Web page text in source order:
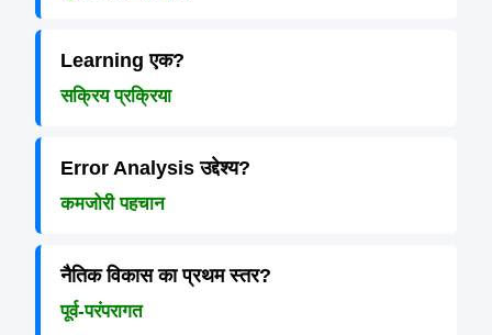
Learning एक?
सक्रिय प्रक्रिया
Error Analysis उद्देश्य?
कमजोरी पहचान
नैतिक विकास का प्रथम स्तर?
पूर्व-परंपरागत